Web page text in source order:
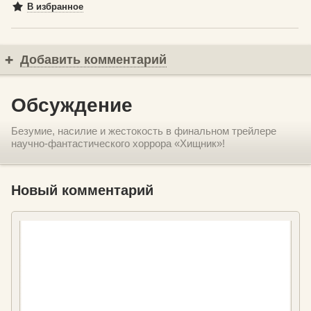
В избранное
Добавить комментарий
Обсуждение
Безумие, насилие и жестокость в финальном трейлере
научно-фантастического хоррора «Хищник»!
Новый комментарий